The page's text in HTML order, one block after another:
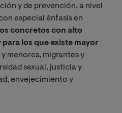
y de prevención, a nivel
especial énfasis en
concretos con alto
los que existe mayor
menores, migrantes y
sexual, justicia y
envejecimiento y